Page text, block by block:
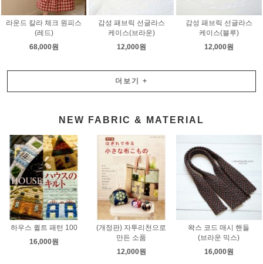
라운드 칼라 체크 원피스
(레드)
68,000원
감성 패브릭 선글라스
케이스(브라운)
12,000원
감성 패브릭 선글라스
케이스(블루)
12,000원
더보기 +
NEW FABRIC & MATERIAL
하우스 퀼트 패턴 100
16,000원
(개정판) 자투리천으로
만든 소품
12,000원
왁스 코드 매시 핸들
(브라운 믹스)
16,000원